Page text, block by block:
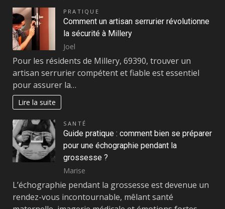
PRATIQUE
Comment un artisan serrurier révolutionne
la sécurité à Millery
Joel
Pour les résidents de Millery, 69390, trouver un
artisan serrurier compétent et fiable est essentiel
pour assurer la…
Lire la suite
SANTÉ
Guide pratique : comment bien se préparer
pour une échographie pendant la
grossesse ?
Marise
L’échographie pendant la grossesse est devenue un
rendez-vous incontournable, mêlant santé